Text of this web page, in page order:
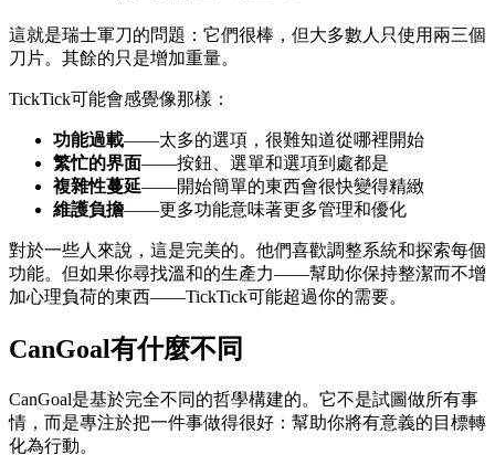
這就是瑞士軍刀的問題：它們很棒，但大多數人只使用兩三個
刀片。其餘的只是增加重量。
TickTick可能會感覺像那樣：
功能過載——太多的選項，很難知道從哪裡開始
繁忙的界面——按鈕、選單和選項到處都是
複雜性蔓延——開始簡單的東西會很快變得精緻
維護負擔——更多功能意味著更多管理和優化
對於一些人來說，這是完美的。他們喜歡調整系統和探索每個
功能。但如果你尋找溫和的生產力——幫助你保持整潔而不增
加心理負荷的東西——TickTick可能超過你的需要。
CanGoal有什麼不同
CanGoal是基於完全不同的哲學構建的。它不是試圖做所有事
情，而是專注於把一件事做得很好：幫助你將有意義的目標轉
化為行動。